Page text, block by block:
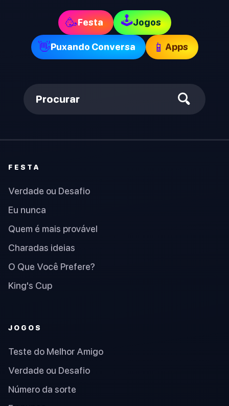
🥳Festa 🕹Jogos
👋Puxando Conversa 📱 Apps
Procurar
FESTA
Verdade ou Desafio
Eu nunca
Quem é mais provável
Charadas ideias
O Que Você Prefere?
King's Cup
JOGOS
Teste do Melhor Amigo
Verdade ou Desafio
Número da sorte